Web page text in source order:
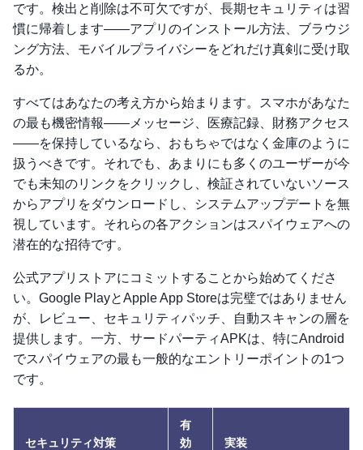
です。検出と削除は不可欠ですが、長期セキュリティは習
慣に帰着します——アプリのインストール方法、ブラウジ
ング方法、モバイルプライバシーをどれだけ真剣に受け取
るか。
すべてはあなたの考え方から始まります。スマホがあなた
の最も機密情報——メッセージ、医療記録、財務アクセス
——を保持しているなら、おもちゃではなく金庫のように
扱うべきです。それでも、あまりにも多くのユーザーが今
でも未知のリンクをクリックし、検証されていないソース
からアプリをダウンロードし、システムアップデートを無
視しています。それらの各アクションはスパイウェアへの
潜在的な招待です。
公式アプリストアにコミットすることから始めてくださ
い。Google PlayとApple App Storeは完璧ではありません
が、レビュー、セキュリティパッチ、自動スキャンの層を
提供します。一方、サードパーティAPKは、特にAndroid
でスパイウェアの最も一般的なエントリーポイントの1つ
です。
セキュリティ対策
有
効
実装